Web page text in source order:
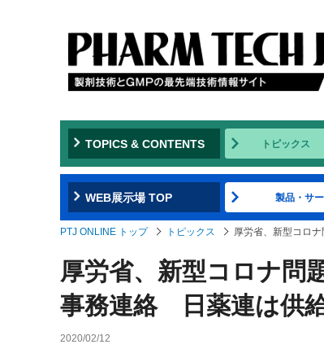
TOPICS & CONTENTS トピックス
WEB展示場 TOP 製品・サ
PTJ ONLINE トップ トピックス 厚労省、新型コロ
厚労省、新型コロナ問
事務連絡 日薬連は供
2020/02/12